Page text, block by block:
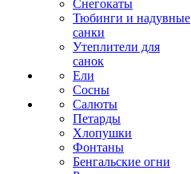
Снегокаты
Тюбинги и надувные
санки
Утеплители для
санок
Ели
Сосны
Салюты
Петарды
Хлопушки
Фонтаны
Бенгальские огни